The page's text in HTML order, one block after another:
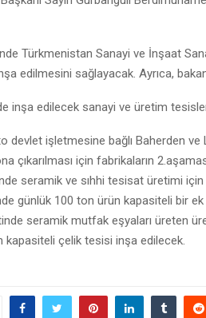
Türkmenistan Sanayi ve İnşaat
edilmesini sağlayacak. Ayrıca,
inşa edilecek sanayi ve üretim
devlet işletmesine bağlı Baherden
çıkarılması için fabrikaların
seramik ve sıhhi tesisat üretimi
günlük 100 ton ürün kapasiteli bir
seramik mutfak eşyaları üreten
kapasiteli çelik tesisi inşa edilecek.